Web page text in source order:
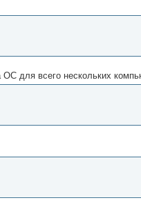
для всего нескольких